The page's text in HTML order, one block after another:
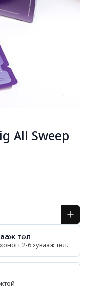
All Sweep
төл
2-6 хувааж төл.